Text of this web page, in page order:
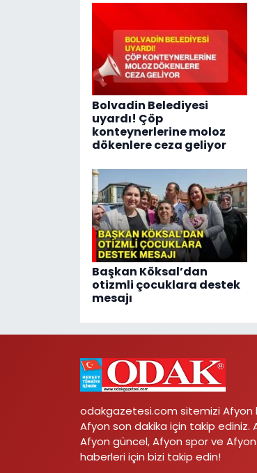
Bolvadin Belediyesi
uyardı! Çöp
konteynerlerine moloz
dökenlere ceza geliyor
Başkan Köksal’dan
otizmli çocuklara destek
mesajı
odakgazetesi.com sitemizi Afyon
Afyon son dakika için takip ediniz.
Afyon güncel, Afyon spor ve
haberleri için bizi takip edin!